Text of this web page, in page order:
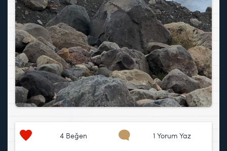
4 Beğen 1 Yorum Yaz